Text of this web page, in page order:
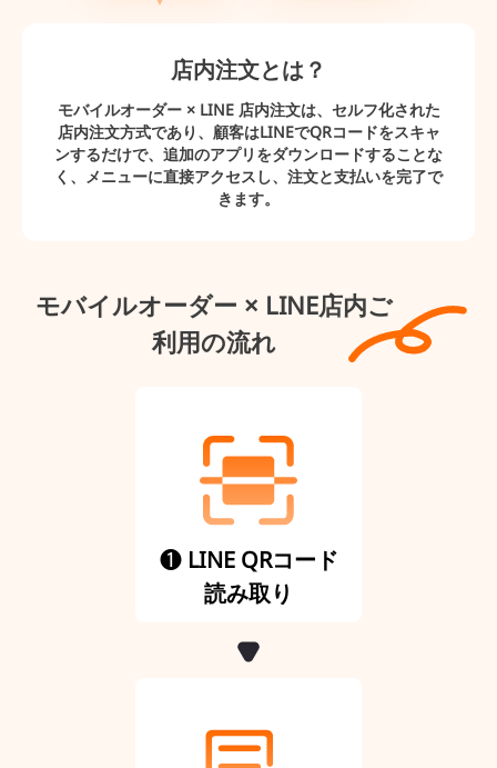
店内注文とは？
モバイルオーダー × LINE 店内注文は、セルフ化された
店内注文方式であり、顧客はLINEでQRコードをスキャ
ンするだけで、追加のアプリをダウンロードすることな
く、メニューに直接アクセスし、注文と支払いを完了で
きます。
モバイルオーダー × LINE店内ご
利⽤の流れ
❶ LINE QRコード
読み取り